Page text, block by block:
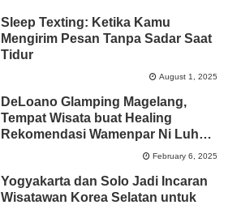
Sleep Texting: Ketika Kamu
Mengirim Pesan Tanpa Sadar Saat
Tidur
August 1, 2025
DeLoano Glamping Magelang,
Tempat Wisata buat Healing
Rekomendasi Wamenpar Ni Luh
February 6, 2025
Yogyakarta dan Solo Jadi Incaran
Wisatawan Korea Selatan untuk